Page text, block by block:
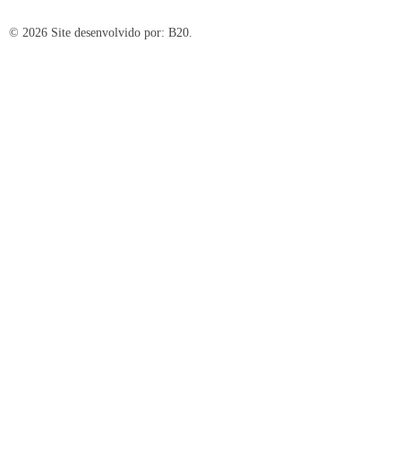
© 2026 Site desenvolvido por: B20.